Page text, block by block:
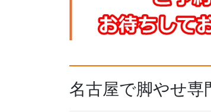
名古屋で脚やせ専